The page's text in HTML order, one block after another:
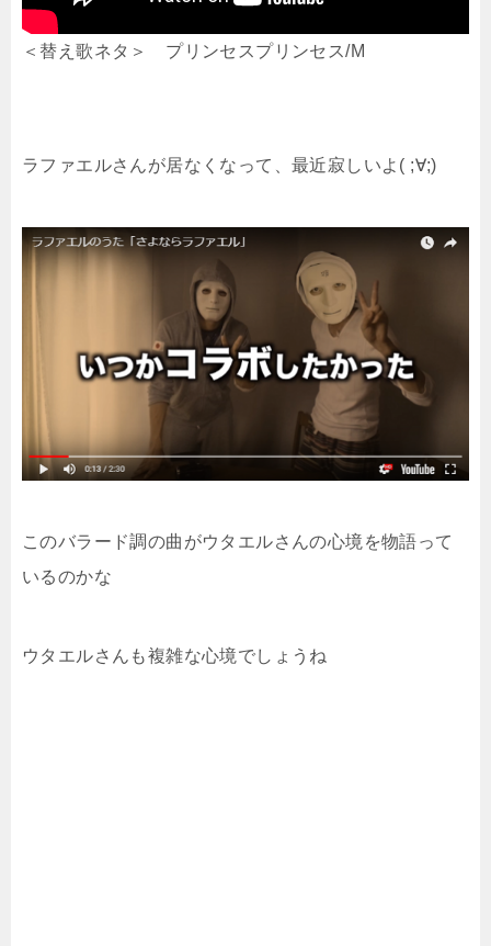
＜替え歌ネタ＞ プリンセスプリンセス/M
ラファエルさんが居なくなって、最近寂しいよ( ;∀;)
このバラード調の曲がウタエルさんの心境を物語って
いるのかな
ウタエルさんも複雑な心境でしょうね